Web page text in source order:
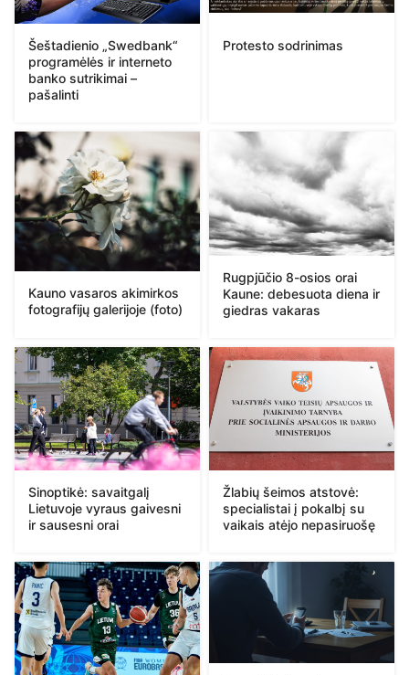
Šeštadienio „Swedbank“
programėlės ir interneto
banko sutrikimai –
pašalinti
Protesto sodrinimas
Kauno vasaros akimirkos
fotografijų galerijoje (foto)
Rugpjūčio 8-osios orai
Kaune: debesuota diena ir
giedras vakaras
Sinoptikė: savaitgalį
Lietuvoje vyraus gaivesni
ir sausesni orai
Žlabių šeimos atstovė:
specialistai į pokalbį su
vaikais atėjo nepasiruošę